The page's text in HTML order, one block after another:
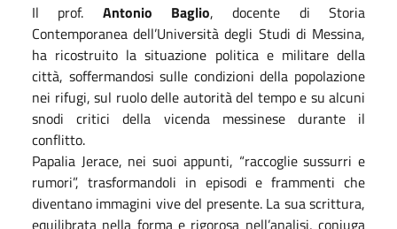
Il prof. Antonio Baglio, docente di Storia
Contemporanea dell’Università degli Studi di Messina,
ha ricostruito la situazione politica e militare della
città, soffermandosi sulle condizioni della popolazione
nei rifugi, sul ruolo delle autorità del tempo e su alcuni
snodi critici della vicenda messinese durante il
conflitto.
Papalia Jerace, nei suoi appunti, “raccoglie sussurri e
rumori”, trasformandoli in episodi e frammenti che
diventano immagini vive del presente. La sua scrittura,
equilibrata nella forma e rigorosa nell’analisi, coniuga